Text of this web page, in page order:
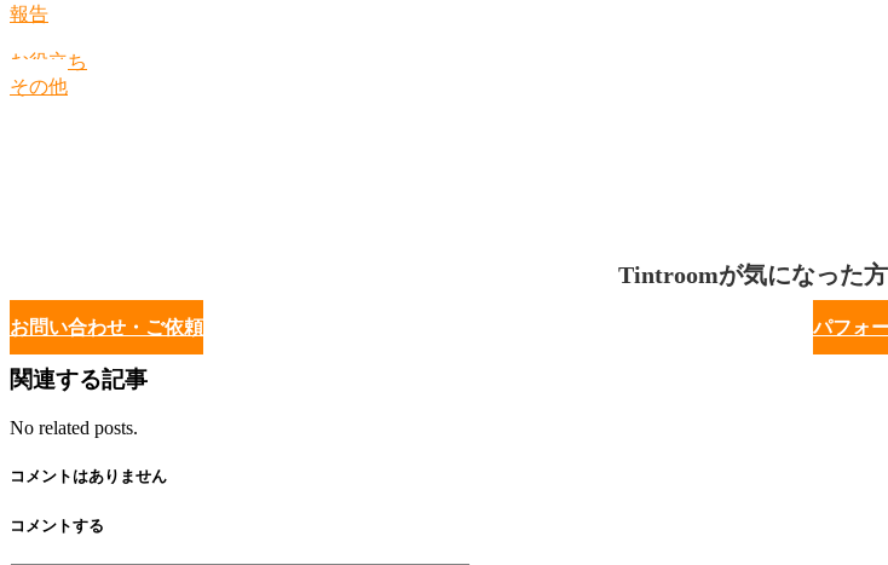
報告
お役立ち
その他
Tintroomが気になった方
お問い合わせ・ご依頼 パフォ
関連する記事
No related posts.
コメントはありません
コメントする